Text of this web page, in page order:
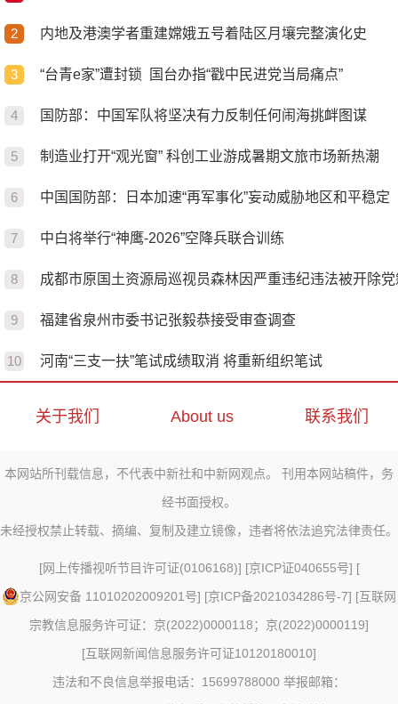
内地及港澳学者重建嫦娥五号着陆区月壤完整演化史
“台青e家”遭封锁  国台办指“戳中民进党当局痛点”
国防部：中国军队将坚决有力反制任何闹海挑衅图谋
制造业打开“观光窗” 科创工业游成暑期文旅市场新热潮
中国国防部：日本加速“再军事化”妄动威胁地区和平稳定
中白将举行“神鹰-2026”空降兵联合训练
成都市原国土资源局巡视员森林因严重违纪违法被开除党
福建省泉州市委书记张毅恭接受审查调查
河南“三支一扶”笔试成绩取消 将重新组织笔试
关于我们 About us 联系我们
本网站所刊载信息，不代表中新社和中新网观点。 刊用本网站稿件，务
经书面授权。
未经授权禁止转载、摘编、复制及建立镜像，违者将依法追究法律责任。
[网上传播视听节目许可证(0106168)] [京ICP证040655号] [
京公网安备 11010202009201号] [京ICP备2021034286号-7] [互联网
宗教信息服务许可证：京(2022)0000118；京(2022)0000119]
[互联网新闻信息服务许可证10120180010]
违法和不良信息举报电话：15699788000 举报邮箱：